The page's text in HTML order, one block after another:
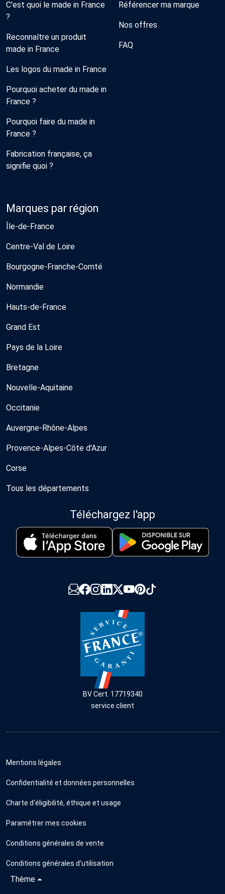
C'est quoi le made in France
?
Reconnaître un produit
made in France
Les logos du made in France
Pourquoi acheter du made in
France ?
Pourquoi faire du made in
France ?
Fabrication française, ça
signifie quoi ?
Référencer ma marque
Nos offres
FAQ
Marques par région
Île-de-France
Centre-Val de Loire
Bourgogne-Franche-Comté
Normandie
Hauts-de-France
Grand Est
Pays de la Loire
Bretagne
Nouvelle-Aquitaine
Occitanie
Auvergne-Rhône-Alpes
Provence-Alpes-Côte d'Azur
Corse
Tous les départements
Téléchargez l'app
BV Cert. 17719340
service client
Mentions légales
Confidentialité et données personnelles
Charte d'éligibilité, éthique et usage
Paramétrer mes cookies
Conditions générales de vente
Conditions générales d'utilisation
Thème